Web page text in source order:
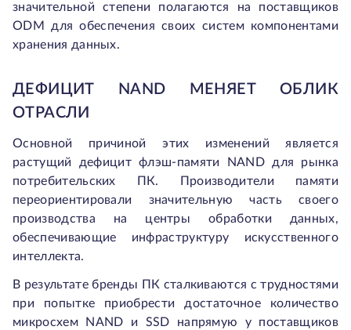
значительной степени полагаются на поставщиков
ODM для обеспечения своих систем компонентами
хранения данных.
ДЕФИЦИТ NAND МЕНЯЕТ ОБЛИК
ОТРАСЛИ
Основной причиной этих изменений является
растущий дефицит флэш-памяти NAND для рынка
потребительских ПК. Производители памяти
переориентировали значительную часть своего
производства на центры обработки данных,
обеспечивающие инфраструктуру искусственного
интеллекта.
В результате бренды ПК сталкиваются с трудностями
при попытке приобрести достаточное количество
микросхем NAND и SSD напрямую у поставщиков